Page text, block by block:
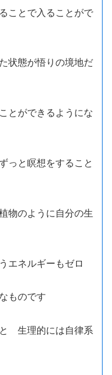
ことで入ることがで
状態が悟りの境地だ
とができるようにな
っと瞑想をすること
物のように自分の生
エネルギーもゼロ
ものです
生理的には自律系